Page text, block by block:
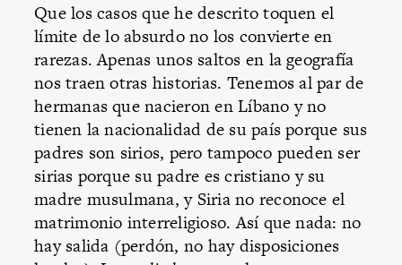
Que los casos que he descrito toquen el
límite de lo absurdo no los convierte en
rarezas. Apenas unos saltos en la geografía
nos traen otras historias. Tenemos al par de
hermanas que nacieron en Líbano y no
tienen la nacionalidad de su país porque sus
padres son sirios, pero tampoco pueden ser
sirias porque su padre es cristiano y su
madre musulmana, y Siria no reconoce el
matrimonio interreligioso. Así que nada: no
hay salida (perdón, no hay disposiciones